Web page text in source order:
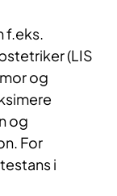
f.eks.
(LIS
og
og
For
i